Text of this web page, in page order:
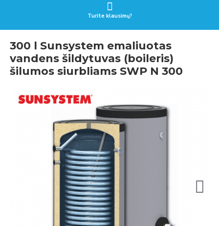
Turite klausimų?
300 l Sunsystem emaliuotas
vandens šildytuvas (boileris)
šilumos siurbliams SWP N 300